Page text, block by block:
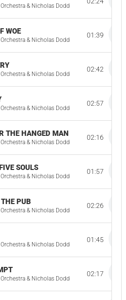
& Nicholas Dodd
WOE
& Nicholas Dodd
01:39
& Nicholas Dodd
02:42
& Nicholas Dodd
02:57
THE HANGED MAN
& Nicholas Dodd
02:16
SOULS
& Nicholas Dodd
01:57
PUB
& Nicholas Dodd
02:26
& Nicholas Dodd
01:45
& Nicholas Dodd
02:17